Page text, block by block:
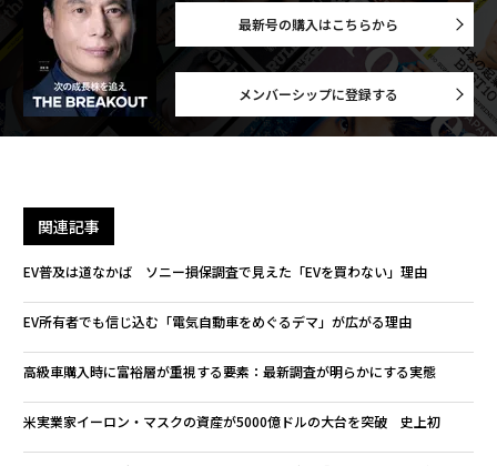
最新号の購入はこちらから
メンバーシップに登録する
関連記事
EV普及は道なかば ソニー損保調査で見えた「EVを買わない」理由
EV所有者でも信じ込む「電気自動車をめぐるデマ」が広がる理由
高級車購入時に富裕層が重視する要素：最新調査が明らかにする実態
米実業家イーロン・マスクの資産が5000億ドルの大台を突破 史上初